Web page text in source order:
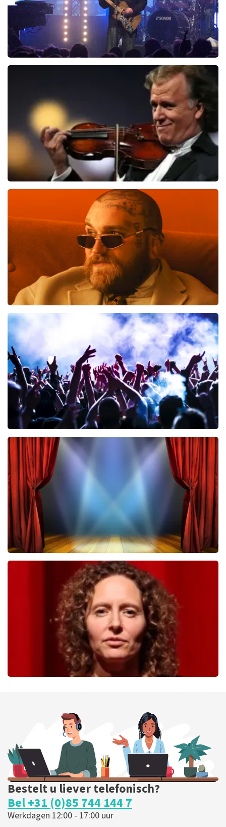
BESTEL NU
laatste 30 minuten
BESTEL NU
Teddy Swims
BESTEL NU
Megadeth
328 laatste 30 minuten
BESTEL NU
40 45 De Musical
laatste 30 minuten
BESTEL NU
BESTEL NU
Bestelt u liever telefonisch?
Bel +31 (0)85 744 144 7
Werkdagen 12:00 - 17:00 uur